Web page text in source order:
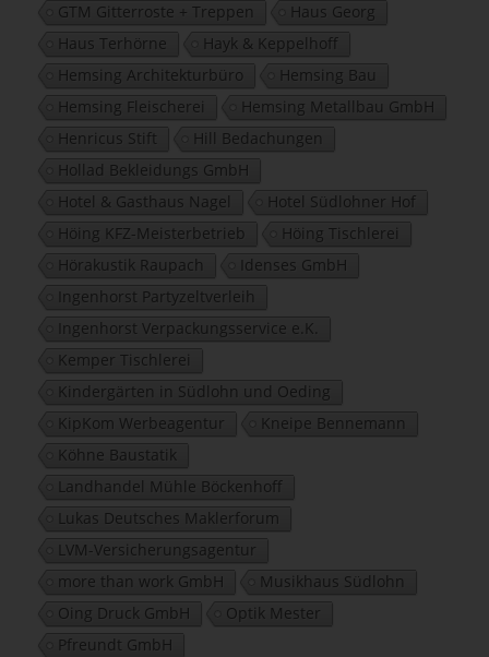
GTM Gitterroste + Treppen
Haus Georg
Haus Terhörne
Hayk & Keppelhoff
Hemsing Architekturbüro
Hemsing Bau
Hemsing Fleischerei
Hemsing Metallbau GmbH
Henricus Stift
Hill Bedachungen
Hollad Bekleidungs GmbH
Hotel & Gasthaus Nagel
Hotel Südlohner Hof
Höing KFZ-Meisterbetrieb
Höing Tischlerei
Hörakustik Raupach
Idenses GmbH
Ingenhorst Partyzeltverleih
Ingenhorst Verpackungsservice e.K.
Kemper Tischlerei
Kindergärten in Südlohn und Oeding
KipKom Werbeagentur
Kneipe Bennemann
Köhne Baustatik
Landhandel Mühle Böckenhoff
Lukas Deutsches Maklerforum
LVM-Versicherungsagentur
more than work GmbH
Musikhaus Südlohn
Oing Druck GmbH
Optik Mester
Pfreundt GmbH